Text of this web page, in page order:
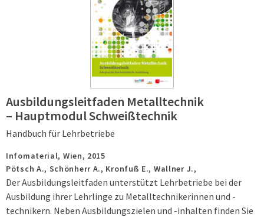
Ausbildungsleitfaden Metalltechnik
– Hauptmodul Schweißtechnik
Handbuch für Lehrbetriebe
Infomaterial, Wien, 2015
Pötsch A., Schönherr A., Kronfuß E., Wallner J.,
Der Ausbildungsleitfaden unterstützt Lehrbetriebe bei der
Ausbildung ihrer Lehrlinge zu Metalltechnikerinnen und -
technikern. Neben Ausbildungszielen und -inhalten finden Sie